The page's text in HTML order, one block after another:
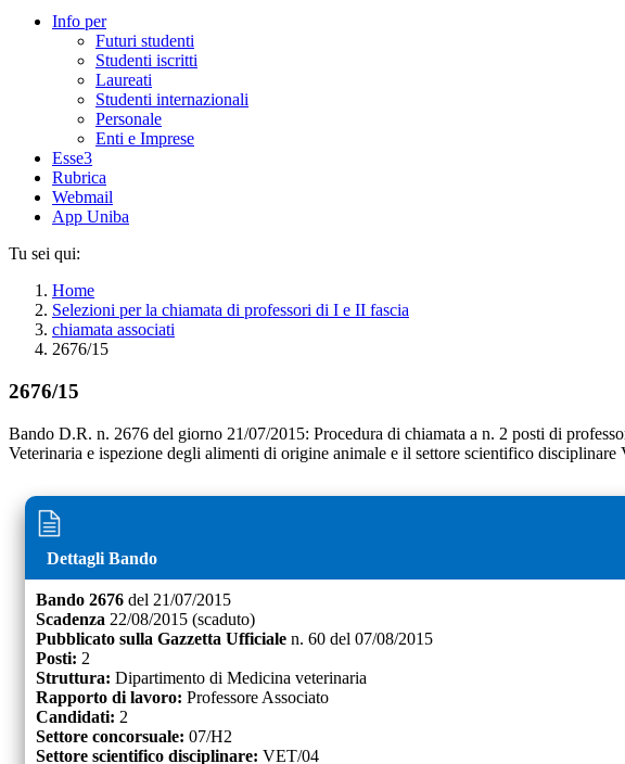
Info per
Futuri studenti
Studenti iscritti
Laureati
Studenti internazionali
Personale
Enti e Imprese
Esse3
Rubrica
Webmail
App Uniba
Tu sei qui:
Home
Selezioni per la chiamata di professori di I e II fascia
chiamata associati
2676/15
2676/15
Bando D.R. n. 2676 del giorno 21/07/2015: Procedura di chiamata a n. 2 posti di
Veterinaria e ispezione degli alimenti di origine animale e il settore scientifico
Dettagli Bando
Bando 2676 del 21/07/2015
Scadenza 22/08/2015 (scaduto)
Pubblicato sulla Gazzetta Ufficiale n. 60 del 07/08/2015
Posti: 2
Struttura: Dipartimento di Medicina veterinaria
Rapporto di lavoro: Professore Associato
Candidati: 2
Settore concorsuale: 07/H2
Settore scientifico disciplinare: VET/04